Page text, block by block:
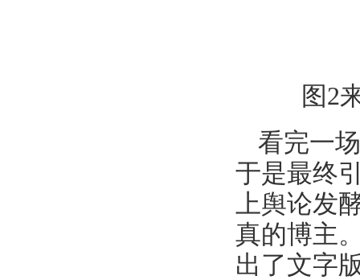
图2
看完一
于是最终
上舆论发
真的博主
出了文字